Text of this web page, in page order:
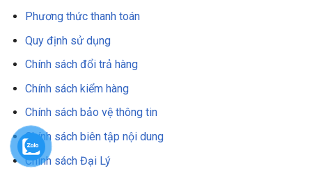
Kích thước
6.Đánh giáCamera IP 2MP thân trụ
HIKVISION DS-2CD1027G2-LUF
Chất lượng luôn đảm bảo
Phương thức thanh toán
Quy định sử dụng
Chính sách đổi trả hàng
Chính sách kiểm hàng
Chính sách bảo vệ thông tin
Chính sách biên tập nội dung
Chính sách Đại Lý